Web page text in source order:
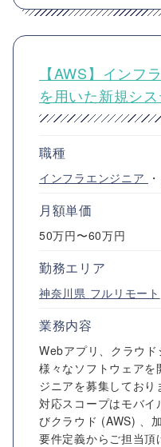
【AWS】イン
を用いた新規シ
職種
インフラエンジニア ・
月額単価
50万円〜60万円
勤務エリア
神奈川県 フルリモート
業務内容
Webアプリ、クラウ
様々なソフトウェアを
ジニアを募集しており
対応スコープはモバ
びクラウド (AWS) 、
要件定義からご担当頂